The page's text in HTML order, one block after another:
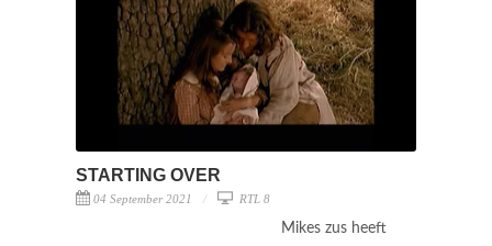
STARTING OVER
04 September 2021 RTL 8
Mikes zus heeft